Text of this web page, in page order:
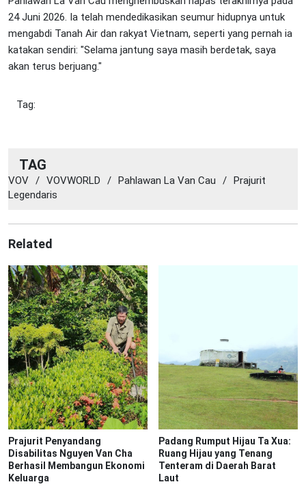
24 Juni 2026. Ia telah mendedikasikan seumur hidupnya untuk
mengabdi Tanah Air dan rakyat Vietnam, seperti yang pernah ia
katakan sendiri: "Selama jantung saya masih berdetak, saya
akan terus berjuang."
Tag:
TAG
VOV / VOVWORLD / Pahlawan La Van Cau / Prajurit
Legendaris
Related
Prajurit Penyandang
Disabilitas Nguyen Van Cha
Berhasil Membangun Ekonomi
Keluarga
Padang Rumput Hijau Ta Xua:
Ruang Hijau yang Tenang
Tenteram di Daerah Barat
Laut